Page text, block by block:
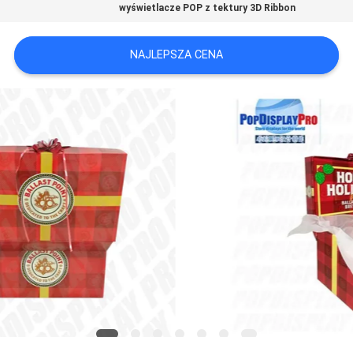
WYCENĘ
PRIVACY
POLICY
wyświetlacze POP z tektury 3D Ribbon
NAJLEPSZA CENA